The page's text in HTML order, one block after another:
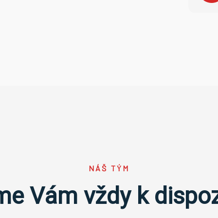
NÁŠ TÝM
Vám vždy k